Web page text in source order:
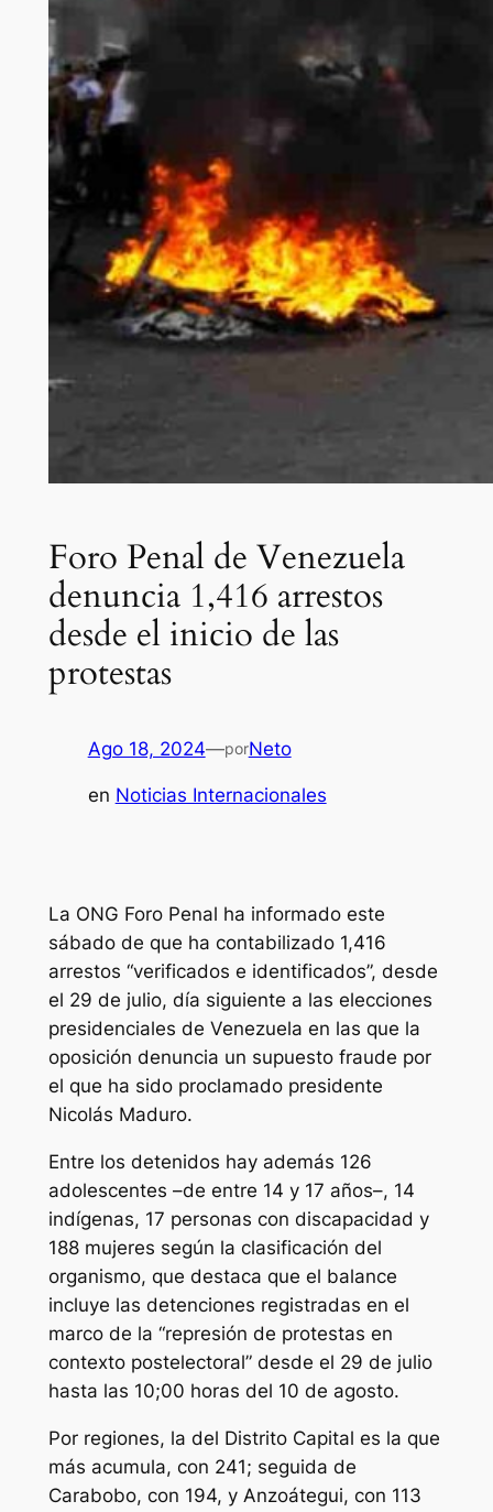
Foro Penal de Venezuela
denuncia 1,416 arrestos
desde el inicio de las
protestas
Ago 18, 2024—porNeto
en Noticias Internacionales
La ONG Foro Penal ha informado este
sábado de que ha contabilizado 1,416
arrestos “verificados e identificados”, desde
el 29 de julio, día siguiente a las elecciones
presidenciales de Venezuela en las que la
oposición denuncia un supuesto fraude por
el que ha sido proclamado presidente
Nicolás Maduro.
Entre los detenidos hay además 126
adolescentes –de entre 14 y 17 años–, 14
indígenas, 17 personas con discapacidad y
188 mujeres según la clasificación del
organismo, que destaca que el balance
incluye las detenciones registradas en el
marco de la “represión de protestas en
contexto postelectoral” desde el 29 de julio
hasta las 10;00 horas del 10 de agosto.
Por regiones, la del Distrito Capital es la que
más acumula, con 241; seguida de
Carabobo, con 194, y Anzoátegui, con 113